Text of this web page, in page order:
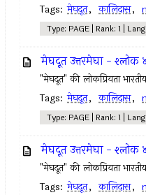
Tags: मेघदूत, कालिदास,
Type: PAGE | Rank: 1 |
मेघदूत उत्तरमेघा - श्लोक
"मेघदूत" की लोकप्रियता
Tags: मेघदूत, कालिदास,
Type: PAGE | Rank: 1 |
मेघदूत उत्तरमेघा - श्लोक
"मेघदूत" की लोकप्रियता
Tags: मेघदूत, कालिदास,